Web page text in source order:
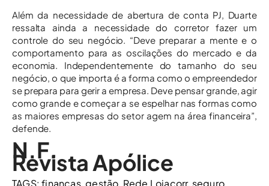
Além da necessidade de abertura de conta PJ, Duarte
ressalta ainda a necessidade do corretor fazer um
controle do seu negócio. “Deve preparar a mente e o
comportamento para as oscilações do mercado e da
economia. Independentemente do tamanho do seu
negócio, o que importa é a forma como o empreendedor
se prepara para gerir a empresa. Deve pensar grande, agir
como grande e começar a se espelhar nas formas como
as maiores empresas do setor agem na área financeira”,
defende.
N.F.
Revista Apólice
TAGS: finanças,gestão, Rede Lojacorr, seguro